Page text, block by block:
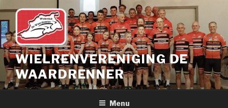
de
inhoud
springen
WIELRENVERENIGING DE
WAARDRENNER
Menu